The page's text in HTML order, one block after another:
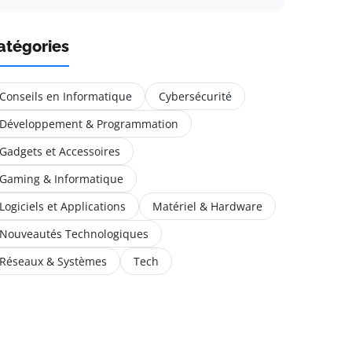
en Informatique
Cybersécurité
& Programmation
et Accessoires
& Informatique
et Applications
Matériel & Hardware
Technologiques
& Systèmes
Tech